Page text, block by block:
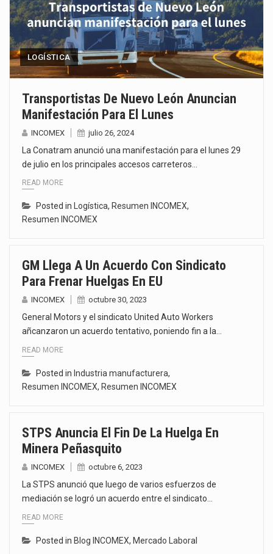
LOGÍSTICA
Transportistas De Nuevo León Anuncian
Manifestación Para El Lunes
INCOMEX julio 26, 2024
La Conatram anunció una manifestación para el lunes 29
de julio en los principales accesos carreteros…
READ MORE
Posted in Logística, Resumen INCOMEX,
Resumen INCOMEX
GM Llega A Un Acuerdo Con Sindicato
Para Frenar Huelgas En EU
INCOMEX octubre 30, 2023
General Motors y el sindicato United Auto Workers
añcanzaron un acuerdo tentativo, poniendo fin a la…
READ MORE
Posted in Industria manufacturera,
Resumen INCOMEX, Resumen INCOMEX
STPS Anuncia El Fin De La Huelga En
Minera Peñasquito
INCOMEX octubre 6, 2023
La STPS anunció que luego de varios esfuerzos de
mediación se logró un acuerdo entre el sindicato…
READ MORE
Posted in Blog INCOMEX, Mercado Laboral